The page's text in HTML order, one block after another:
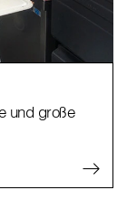
und große